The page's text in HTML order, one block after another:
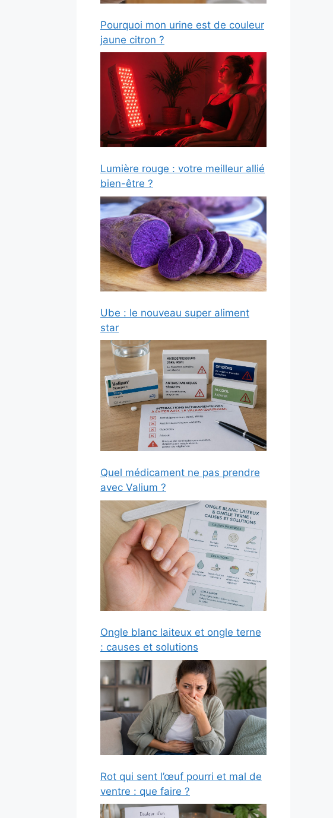
Pourquoi mon urine est de couleur
jaune citron ?
Lumière rouge : votre meilleur allié
bien-être ?
Ube : le nouveau super aliment
star
Quel médicament ne pas prendre
avec Valium ?
Ongle blanc laiteux et ongle terne
: causes et solutions
Rot qui sent l’œuf pourri et mal de
ventre : que faire ?